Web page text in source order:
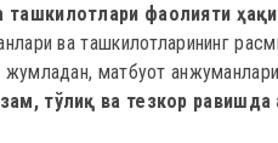
ташкилотлари фаолияти
ва ташкилотларининг
жумладан, матбуот
тўлиқ ва тезкор